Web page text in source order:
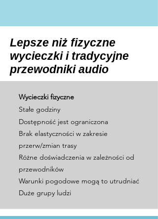
Lepsze niż fizyczne
wycieczki i tradycyjne
przewodniki audio
Wycieczki fizyczne
Stałe godziny
Dostępność jest ograniczona
Brak elastyczności w zakresie
przerw/zmian trasy
Różne doświadczenia w zależności od
przewodników
Warunki pogodowe mogą to utrudniać
Duże grupy ludzi